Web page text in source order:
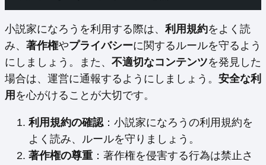
小説家になろうを利用する際は、 利用規約をよく読
み、 著作権やプライバシーに関するルールを守るよう
にしましょう。また、 不適切なコンテンツを発見した
場合は、運営に通報するようにしましょう。 安全な利
用 を心がけることが大切です。
利用規約の確認：小説家になろうの利用規約を
よく読み、ルールを守りましょう。
著作権の尊重 ：著作権を侵害する行為は禁止さ